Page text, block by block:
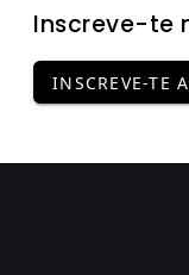
Inscreve-te
INSCREVE-TE